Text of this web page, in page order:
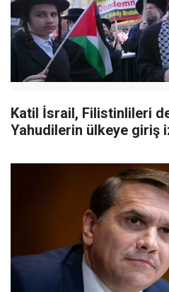
Katil İsrail, Filistinlileri
Yahudilerin ülkeye giriş